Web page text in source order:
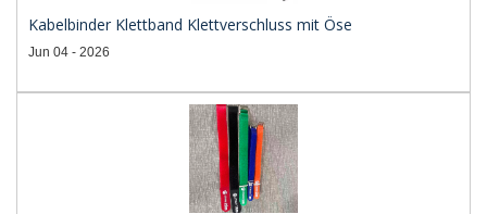
Kabelbinder Klettband Klettverschluss mit Öse
Jun 04 - 2026